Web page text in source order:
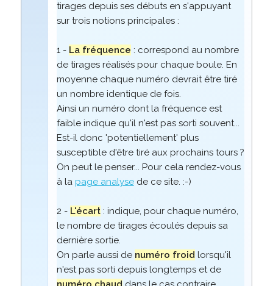
tirages depuis ses débuts en s'appuyant
sur trois notions principales :
1 - La fréquence : correspond au nombre
de tirages réalisés pour chaque boule. En
moyenne chaque numéro devrait être tiré
un nombre identique de fois.
Ainsi un numéro dont la fréquence est
faible indique qu'il n'est pas sorti souvent...
Est-il donc 'potentiellement' plus
susceptible d'être tiré aux prochains tours ?
On peut le penser... Pour cela rendez-vous
à la page analysede ce site. :-)
2 - L'écart: indique, pour chaque numéro,
le nombre de tirages écoulés depuis sa
dernière sortie.
On parle aussi de numéro froid lorsqu'il
n'est pas sorti depuis longtemps et de